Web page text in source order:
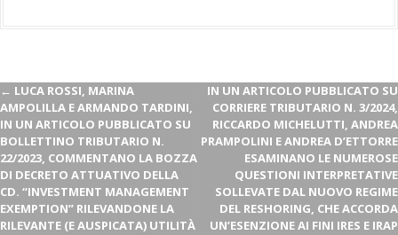
← LUCA ROSSI, MARINA
AMPOLILLA E ARMANDO TARDINI,
IN UN ARTICOLO PUBBLICATO SU
BOLLETTINO TRIBUTARIO N.
22/2023, COMMENTANO LA BOZZA
DI DECRETO ATTUATIVO DELLA
CD. “INVESTMENT MANAGEMENT
EXEMPTION” RILEVANDONE LA
RILEVANTE (E AUSPICATA) UTILITÀ
IN UN ARTICOLO PUBBLICATO SU
CORRIERE TRIBUTARIO N. 3/2024,
RICCARDO MICHELUTTI, ANDREA
PRAMPOLINI E ANDREA D’ETTORRE
ESAMINANO LE NUMEROSE
QUESTIONI INTERPRETATIVE
SOLLEVATE DAL NUOVO REGIME
DEL RESHORING, CHE ACCORDA
UN’ESENZIONE AI FINI IRES E IRAP